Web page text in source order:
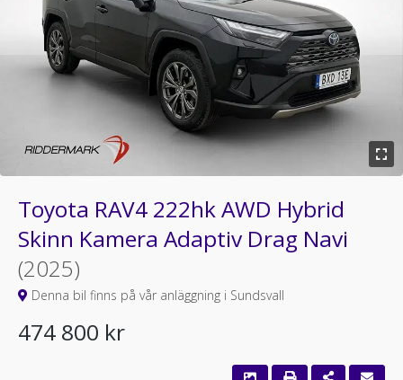
Toyota RAV4 222hk AWD Hybrid
Skinn Kamera Adaptiv Drag Navi
(2025)
Denna bil finns på vår anläggning i Sundsvall
474 800 kr